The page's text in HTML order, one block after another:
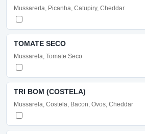
Mussarerla, Picanha, Catupiry, Cheddar
TOMATE SECO
Mussarela, Tomate Seco
TRI BOM (COSTELA)
Mussarela, Costela, Bacon, Ovos, Cheddar